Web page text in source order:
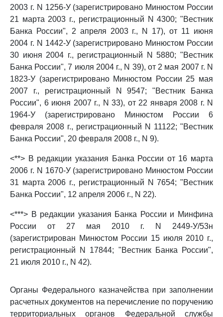
2003 г. N 1256-У (зарегистрировано Минюстом России
21 марта 2003 г., регистрационный N 4300; "Вестник
Банка России", 2 апреля 2003 г., N 17), от 11 июня
2004 г. N 1442-У (зарегистрировано Минюстом России
30 июня 2004 г., регистрационный N 5880; "Вестник
Банка России", 7 июля 2004 г., N 39), от 2 мая 2007 г. N
1823-У (зарегистрировано Минюстом России 25 мая
2007 г., регистрационный N 9547; "Вестник Банка
России", 6 июня 2007 г., N 33), от 22 января 2008 г. N
1964-У (зарегистрировано Минюстом России 6
февраля 2008 г., регистрационный N 11122; "Вестник
Банка России", 20 февраля 2008 г., N 9).
<**> В редакции указания Банка России от 16 марта
2006 г. N 1670-У (зарегистрировано Минюстом России
31 марта 2006 г., регистрационный N 7654; "Вестник
Банка России", 12 апреля 2006 г., N 22).
<***> В редакции указания Банка России и Минфина
России от 27 мая 2010 г. N 2449-У/53н
(зарегистрирован Минюстом России 15 июля 2010 г.,
регистрационный N 17844; "Вестник Банка России",
21 июля 2010 г., N 42).
Органы Федерального казначейства при заполнении
расчетных документов на перечисление по поручению
территориальных органов Федеральной службы